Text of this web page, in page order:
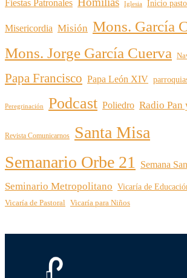
Fiestas Patronales Iglesia Inicio
Misericordia Misión Mons. García
Mons. Jorge García Cuerva
Papa Francisco Papa León XIV
Peregrinación Podcast Poliedro Radio Pan
Revista Comunicarnos
Santa Misa
Semanario Orbe 21
Semana
Seminario Metropolitano Vicaría de
Vicaría de Pastoral Vicaría para Niños